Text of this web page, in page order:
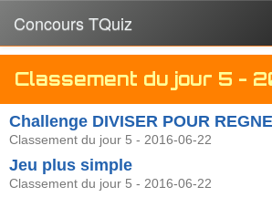
Concours TQuiz
Classement du jour 5 -
Challenge DIVISER POUR
Classement du jour 5 - 2016-06-22
Jeu plus simple
Classement du jour 5 - 2016-06-22